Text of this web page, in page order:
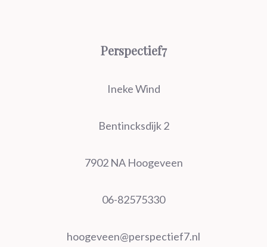
Perspectief7
Ineke Wind
Bentincksdijk 2
7902 NA Hoogeveen
06-82575330
hoogeveen@perspectief7.nl